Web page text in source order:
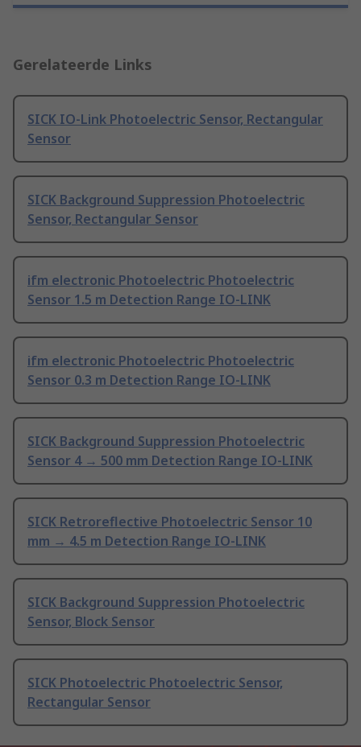
Gerelateerde Links
SICK IO-Link Photoelectric Sensor, Rectangular
Sensor
SICK Background Suppression Photoelectric
Sensor, Rectangular Sensor
ifm electronic Photoelectric Photoelectric
Sensor 1.5 m Detection Range IO-LINK
ifm electronic Photoelectric Photoelectric
Sensor 0.3 m Detection Range IO-LINK
SICK Background Suppression Photoelectric
Sensor 4 → 500 mm Detection Range IO-LINK
SICK Retroreflective Photoelectric Sensor 10
mm → 4.5 m Detection Range IO-LINK
SICK Background Suppression Photoelectric
Sensor, Block Sensor
SICK Photoelectric Photoelectric Sensor,
Rectangular Sensor